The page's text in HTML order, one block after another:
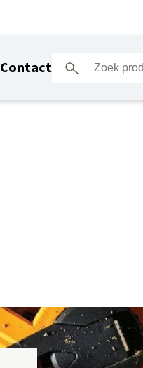
Contact